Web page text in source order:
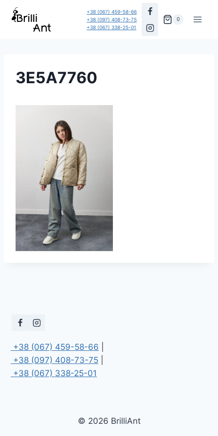
Перейти
+38 (067) 459-58-66
+38 (097) 408-73-75
+38 (067) 338-25-01
0
3E5A7760
+38 (067) 459-58-66
+38 (097) 408-73-75
+38 (067) 338-25-01
© 2026 BrilliAnt